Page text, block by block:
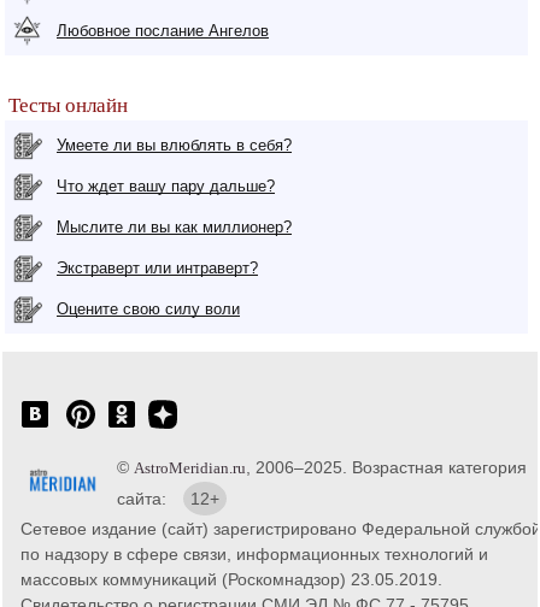
Любовное послание Ангелов
Тесты онлайн
Умеете ли вы влюблять в себя?
Что ждет вашу пару дальше?
Мыслите ли вы как миллионер?
Экстраверт или интраверт?
Оцените свою силу воли
© AstroMeridian.ru , 2006–2025. Возрастная категория
сайта:
12+
Сетевое издание (сайт) зарегистрировано Федеральной службой
по надзору в сфере связи, информационных технологий и
массовых коммуникаций (Роскомнадзор) 23.05.2019.